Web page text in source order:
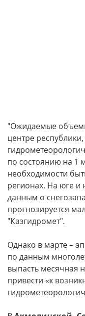
"Ожидаемые
центре
по состоянию на 1
необходимости
регионах. На юге и
данным о
прогнозируется
"Казгидромет".
Однако в марте –
по данным
выпасть месячная
привести «к